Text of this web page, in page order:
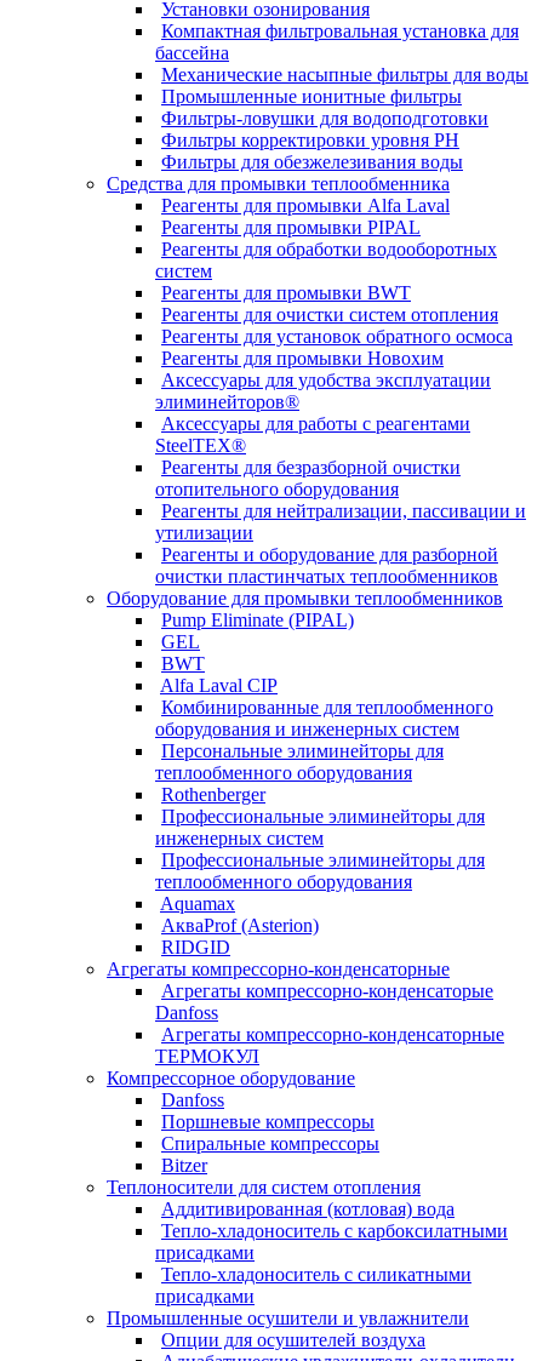
Установки озонирования
Компактная фильтровальная установка для
бассейна
Механические насыпные фильтры для воды
Промышленные ионитные фильтры
Фильтры-ловушки для водоподготовки
Фильтры корректировки уровня PH
Фильтры для обезжелезивания воды
Средства для промывки теплообменника
Реагенты для промывки Alfa Laval
Реагенты для промывки PIPAL
Реагенты для обработки водооборотных
систем
Реагенты для промывки BWT
Реагенты для очистки систем отопления
Реагенты для установок обратного осмоса
Реагенты для промывки Новохим
Аксессуары для удобства эксплуатации
элиминейторов®
Аксессуары для работы с реагентами
SteelTEX®
Реагенты для безразборной очистки
отопительного оборудования
Реагенты для нейтрализации, пассивации и
утилизации
Реагенты и оборудование для разборной
очистки пластинчатых теплообменников
Оборудование для промывки теплообменников
Pump Eliminate (PIPAL)
GEL
BWT
Alfa Laval CIP
Комбинированные для теплообменного
оборудования и инженерных систем
Персональные элиминейторы для
теплообменного оборудования
Rothenberger
Профессиональные элиминейторы для
инженерных систем
Профессиональные элиминейторы для
теплообменного оборудования
Aquamax
АкваProf (Asterion)
RIDGID
Агрегаты компрессорно-конденсаторные
Агрегаты компрессорно-конденсаторые
Danfoss
Агрегаты компрессорно-конденсаторные
ТЕРМОКУЛ
Компрессорное оборудование
Danfoss
Поршневые компрессоры
Спиральные компрессоры
Bitzer
Теплоносители для систем отопления
Аддитивированная (котловая) вода
Тепло-хладоноситель с карбоксилатными
присадками
Тепло-хладоноситель с силикатными
присадками
Промышленные осушители и увлажнители
Опции для осушителей воздуха